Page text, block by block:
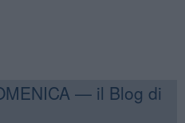
— il Blog di